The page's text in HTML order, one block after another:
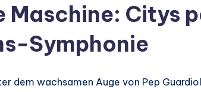
Maschine: Citys
Symphonie
dem wachsamen Auge von Pep